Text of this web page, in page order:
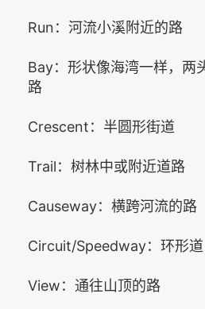
Run：河流小溪附近的路
Bay：形状像海湾一样，两
路
Crescent：半圆形街道
Trail：树林中或附近道路
Causeway：横跨河流的路
Circuit/Speedway：环形
View：通往山顶的路